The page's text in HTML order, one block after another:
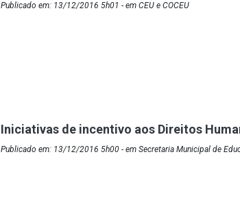
Publicado em: 13/12/2016 5h01 - em CEU e COCEU
Iniciativas de incentivo aos Direitos
Publicado em: 13/12/2016 5h00 - em Secretaria Municipal de